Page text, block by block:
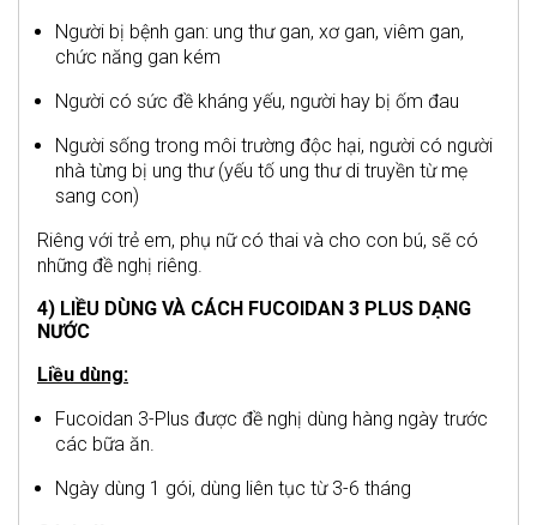
Người bị bệnh gan: ung thư gan, xơ gan, viêm gan,
chức năng gan kém
Người có sức đề kháng yếu, người hay bị ốm đau
Người sống trong môi trường độc hại, người có người
nhà từng bị ung thư (yếu tố ung thư di truyền từ mẹ
sang con)
Riêng với trẻ em, phụ nữ có thai và cho con bú, sẽ có
những đề nghị riêng.
4) LIỀU DÙNG VÀ CÁCH FUCOIDAN 3 PLUS DẠNG
NƯỚC
Liều dùng:
Fucoidan 3-Plus được đề nghị dùng hàng ngày trước
các bữa ăn.
Ngày dùng 1 gói, dùng liên tục từ 3-6 tháng